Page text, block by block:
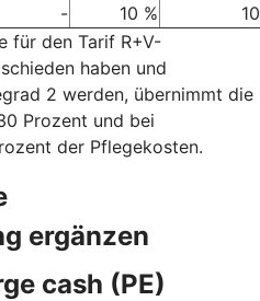
- 10 %
für den Tarif R+V-
haben und
2 werden, übernimmt die
Prozent und bei
der Pflegekosten.
ergänzen
cash (PE)